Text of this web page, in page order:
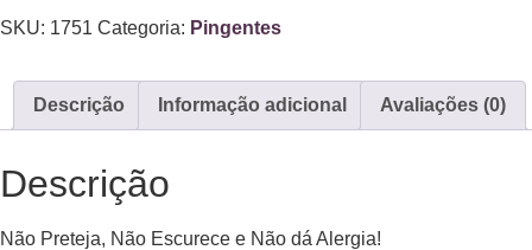
SKU: 1751 Categoria: Pingentes
Descrição Informação adicional Avaliações (0)
Descrição
Não Preteja, Não Escurece e Não dá Alergia!